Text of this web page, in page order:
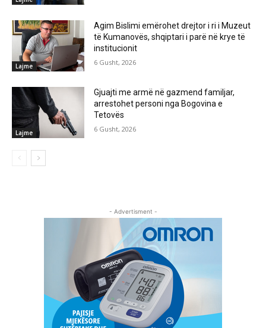
Lajme
Agim Bislimi emërohet drejtor i ri i Muzeut
të Kumanovës, shqiptari i parë në krye të
institucionit
6 Gusht, 2026
Lajme
Gjuajti me armë në gazmend familjar,
arrestohet personi nga Bogovina e
Tetovës
6 Gusht, 2026
- Advertisment -